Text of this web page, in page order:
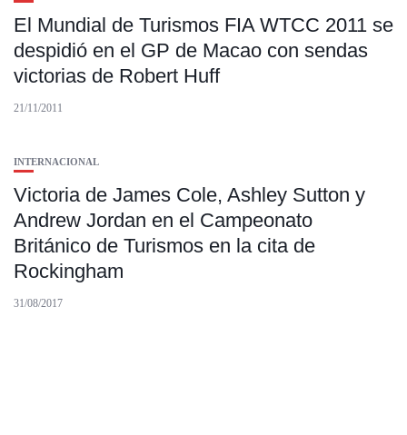
El Mundial de Turismos FIA WTCC 2011 se
despidió en el GP de Macao con sendas
victorias de Robert Huff
21/11/2011
INTERNACIONAL
Victoria de James Cole, Ashley Sutton y
Andrew Jordan en el Campeonato
Británico de Turismos en la cita de
Rockingham
31/08/2017